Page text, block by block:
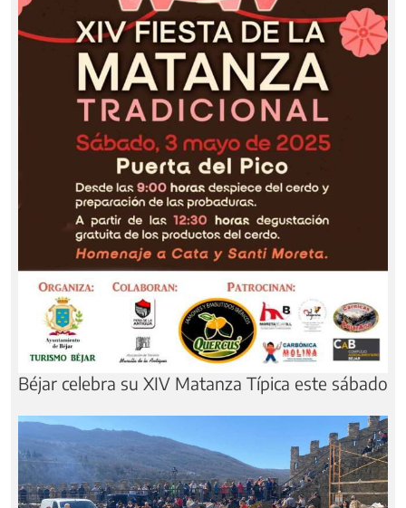
Béjar celebra su XIV Matanza Típica este sábado